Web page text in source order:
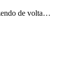
de volta…